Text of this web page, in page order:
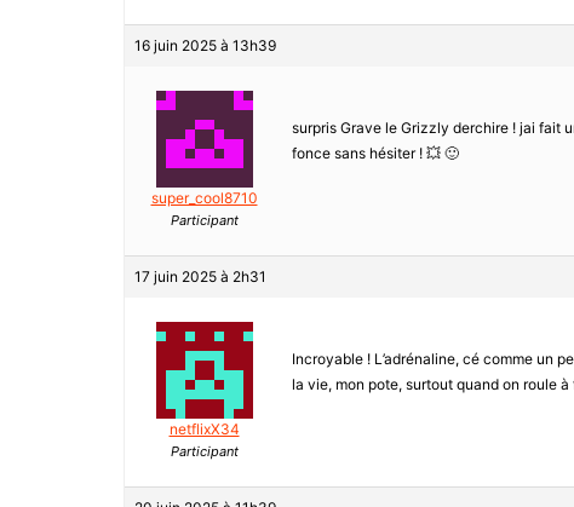
16 juin 2025 à 13h39
super_cool8710
Participant
surpris Grave le Grizzly derchire ! jai fait
fonce sans hésiter ! 💥 🙂
17 juin 2025 à 2h31
netflixX34
Participant
Incroyable ! L’adrénaline, cé comme un
la vie, mon pote, surtout quand on roule